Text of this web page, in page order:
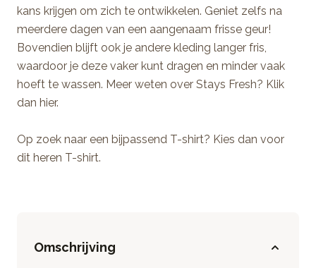
kans krijgen om zich te ontwikkelen. Geniet zelfs na
meerdere dagen van een aangenaam frisse geur!
Bovendien blijft ook je andere kleding langer fris,
waardoor je deze vaker kunt dragen en minder vaak
hoeft te wassen. Meer weten over Stays Fresh? Klik
dan hier.
Op zoek naar een bijpassend T-shirt? Kies dan voor
dit heren T-shirt.
Omschrijving